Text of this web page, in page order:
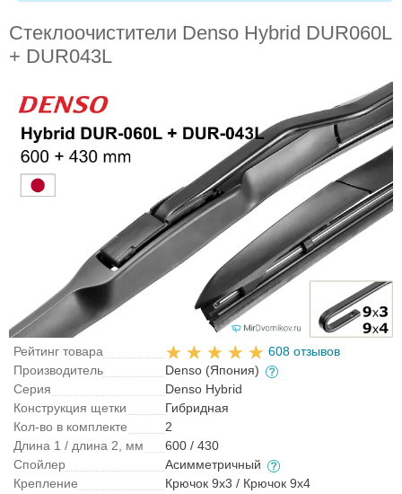
Стеклоочистители Denso Hybrid DUR060L
+ DUR043L
Рейтинг товара
608 отзывов
Производитель
Denso (Япония)
Серия
Denso Hybrid
Конструкция щетки
Гибридная
Кол-во в комплекте
2
Длина 1 / длина 2, мм
600 / 430
Спойлер
Асимметричный
Крепление
Крючок 9x3 / Крючок 9x4